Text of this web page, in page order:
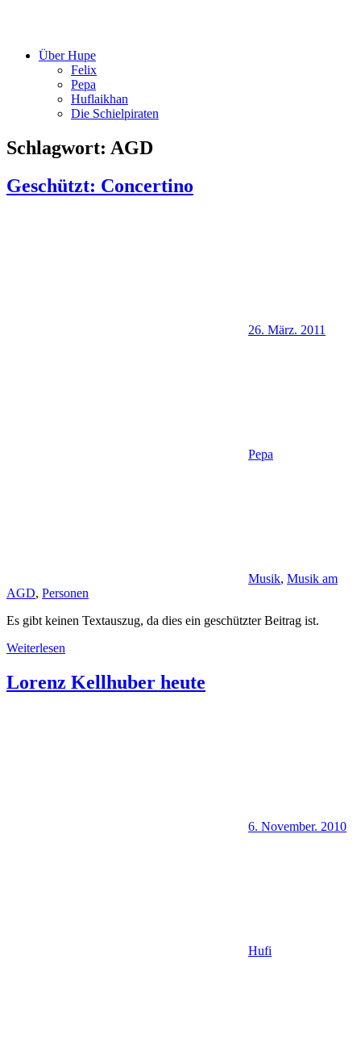
Über Hupe
Felix
Pepa
Huflaikhan
Die Schielpiraten
Schlagwort: AGD
Geschützt: Concertino
26. März. 2011
Pepa
Musik, Musik am
AGD, Personen
Es gibt keinen Textauszug, da dies ein geschützter Beitrag ist.
Weiterlesen
Lorenz Kellhuber heute
6. November. 2010
Hufi